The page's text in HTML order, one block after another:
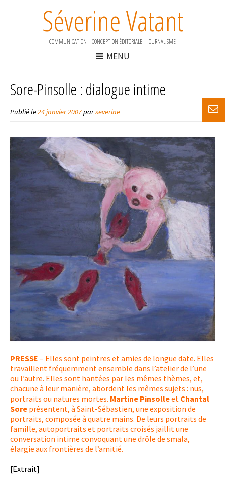
Séverine Vatant
COMMUNICATION – CONCEPTION ÉDITORIALE – JOURNALISME
MENU
Sore-Pinsolle : dialogue intime
Publié le24 janvier 2007parseverine
PRESSE – Elles sont peintres et amies de longue date. Elles
travaillent fréquemment ensemble dans l’atelier de l’une
ou l’autre. Elles sont hantées par les mêmes thèmes, et,
chacune à leur manière, abordent les mêmes sujets : nus,
portraits ou natures mortes. Martine Pinsolleet Chantal
Sore présentent, à Saint-Sébastien, une exposition de
portraits, composée à quatre mains. De leurs portraits de
famille, autoportraits et portraits croisés jaillit une
conversation intime convoquant une drôle de smala,
élargie aux frontières de l’amitié.
[Extrait]